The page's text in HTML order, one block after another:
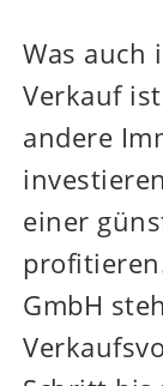
Was auch
Verkauf
andere
einer
GmbH